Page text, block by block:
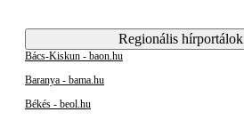
Regionális hírportálok
Bács-Kiskun - baon.hu
Baranya - bama.hu
Békés - beol.hu